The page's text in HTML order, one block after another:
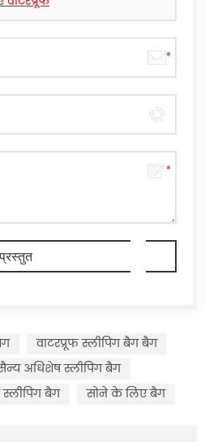
वाटरप्रूफ स्लीपिंग बैग बैग
अधिशेष स्लीपिंग बैग
बैग
सोने के लिए बैग